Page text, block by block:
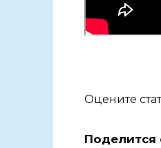
Оцените
Поделится